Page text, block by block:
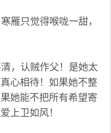
雁只觉得喉咙一甜，
，认贼作父！是她太
心相待！如果她不整
她能不把所有希望寄
上卫如风！